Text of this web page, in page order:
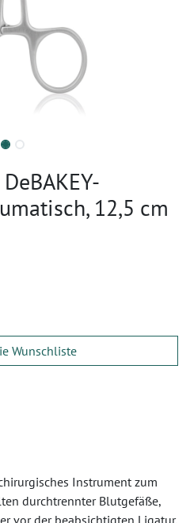
12,5 cm
Wunschliste
Instrument zum
durchtrennter Blutgefäße,
vor der beabsichtigten Ligatur.